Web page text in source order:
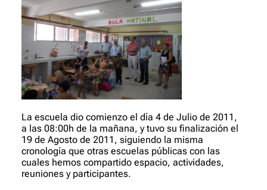
La escuela dio comienzo el día 4 de Julio de 2011,
a las 08:00h de la mañana, y tuvo su finalización el
19 de Agosto de 2011, siguiendo la misma
cronología que otras escuelas públicas con las
cuales hemos compartido espacio, actividades,
reuniones y participantes.